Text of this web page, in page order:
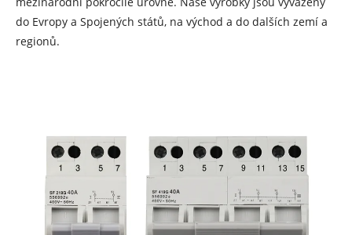
do Evropy a Spojených států, na východ a do dalších zemí a
regionů.